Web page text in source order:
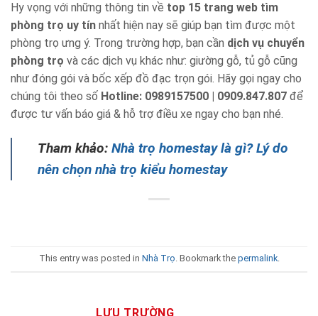
Hy vọng với những thông tin về top 15 trang web tìm
phòng trọ uy tín nhất hiện nay sẽ giúp bạn tìm được một
phòng trọ ưng ý. Trong trường hợp, bạn cần dịch vụ chuyển
phòng trọ và các dịch vụ khác như: giường gỗ, tủ gỗ cũng
như đóng gói và bốc xếp đồ đạc trọn gói. Hãy gọi ngay cho
chúng tôi theo số Hotline: 0989157500 | 0909.847.807 để
được tư vấn báo giá & hỗ trợ điều xe ngay cho bạn nhé.
Tham khảo: Nhà trọ homestay là gì? Lý do
nên chọn nhà trọ kiểu homestay
This entry was posted in Nhà Trọ. Bookmark the permalink.
LƯU TRƯỜNG